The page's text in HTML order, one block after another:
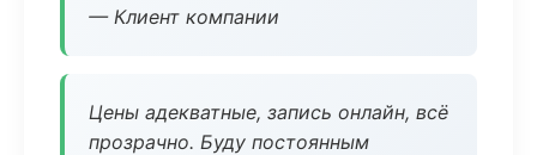
— Клиент компании
Цены адекватные, запись онлайн, всё
прозрачно. Буду постоянным